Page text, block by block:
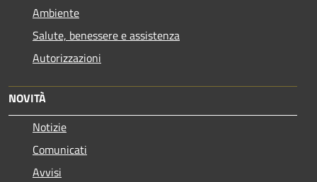
Ambiente
Salute, benessere e assistenza
Autorizzazioni
NOVITÀ
Notizie
Comunicati
Avvisi